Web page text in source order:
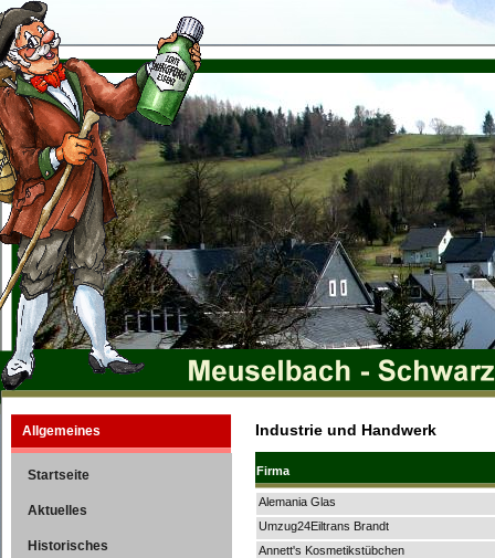
Industrie und Handwerk
Firma
Alemania Glas
Umzug24Eiltrans Brandt
Annett's Kosmetikstübchen
Allgemeines
Startseite
Aktuelles
Historisches